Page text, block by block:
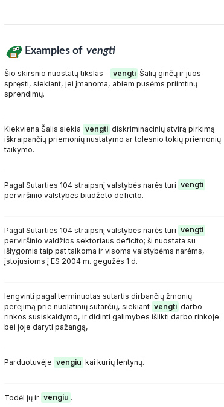
Examples of vengti
Šio skirsnio nuostatų tikslas – vengti Šalių ginčų ir juos
spręsti, siekiant, jei įmanoma, abiem pusėms priimtinų
sprendimų.
Kiekviena Šalis siekia vengti diskriminacinių atvirą pirkimą
iškraipančių priemonių nustatymo ar tolesnio tokių priemonių
taikymo.
Pagal Sutarties 104 straipsnį valstybės narės turi vengti
perviršinio valstybės biudžeto deficito.
Pagal Sutarties 104 straipsnį valstybės narės turi vengti
perviršinio valdžios sektoriaus deficito; ši nuostata su
išlygomis taip pat taikoma ir visoms valstybėms narėms,
įstojusioms į ES 2004 m. gegužės 1 d.
lengvinti pagal terminuotas sutartis dirbančių žmonių
perėjimą prie nuolatinių sutarčių, siekiant vengti darbo
rinkos susiskaidymo, ir didinti galimybes išlikti darbo rinkoje
bei joje daryti pažangą,
Parduotuvėje vengiu kai kurių lentynų.
Todėl jų ir vengiu .